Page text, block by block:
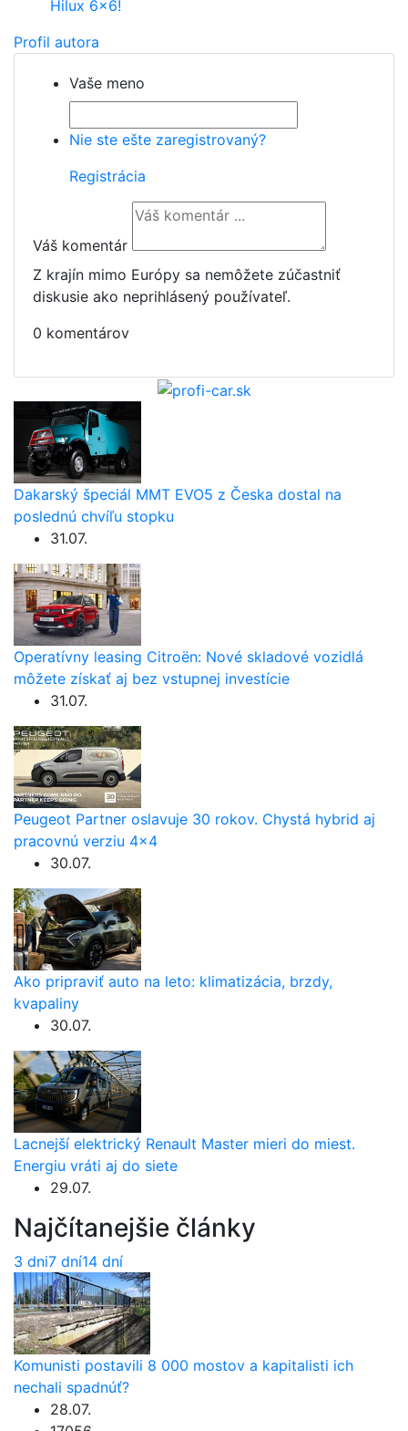
Hilux 6x6!
Profil autora
Vaše meno
Nie ste ešte zaregistrovaný?
Registrácia
Váš komentár
Z krajín mimo Európy sa nemôžete zúčastniť
diskusie ako neprihlásený používateľ.
0 komentárov
Dakarský špeciál MMT EVO5 z Česka dostal na
poslednú chvíľu stopku
31.07.
Operatívny leasing Citroën: Nové skladové vozidlá
môžete získať aj bez vstupnej investície
31.07.
Peugeot Partner oslavuje 30 rokov. Chystá hybrid aj
pracovnú verziu 4×4
30.07.
Ako pripraviť auto na leto: klimatizácia, brzdy,
kvapaliny
30.07.
Lacnejší elektrický Renault Master mieri do miest.
Energiu vráti aj do siete
29.07.
Najčítanejšie články
3 dni7 dní14 dní
Komunisti postavili 8 000 mostov a kapitalisti ich
nechali spadnúť?
28.07.